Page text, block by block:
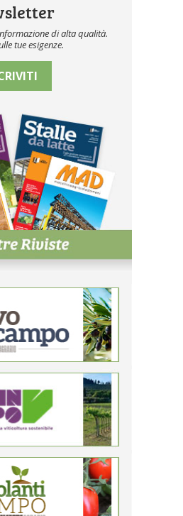
di alta qualità.
tue esigenze.